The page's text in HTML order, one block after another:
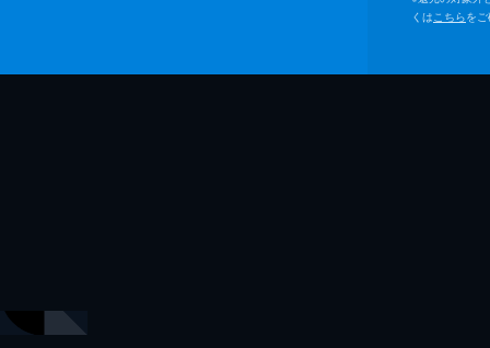
くはこちらを